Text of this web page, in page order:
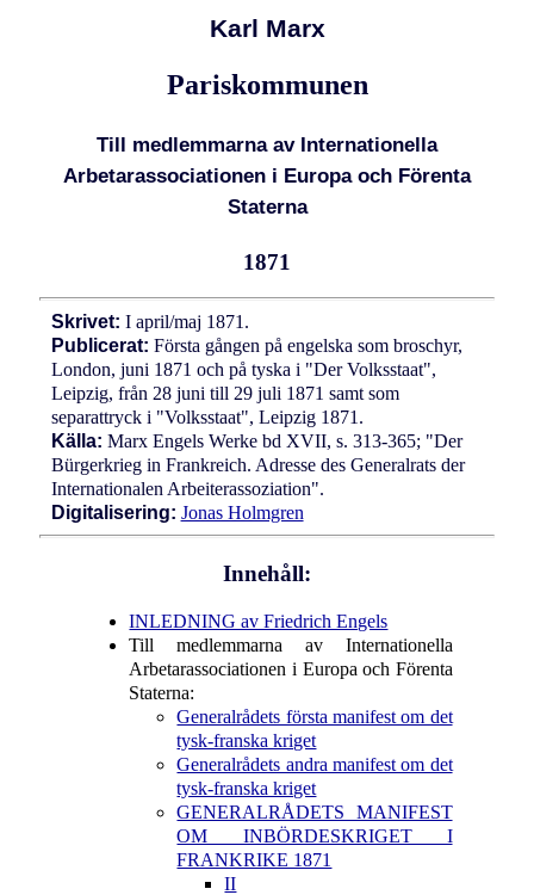
Karl Marx
Pariskommunen
Till medlemmarna av Internationella
Arbetarassociationen i Europa och Förenta
Staterna
1871
Skrivet: I april/maj 1871.
Publicerat: Första gången på engelska som broschyr,
London, juni 1871 och på tyska i "Der Volksstaat",
Leipzig, från 28 juni till 29 juli 1871 samt som
separattryck i "Volksstaat", Leipzig 1871.
Källa: Marx Engels Werke bd XVII, s. 313-365; "Der
Bürgerkrieg in Frankreich. Adresse des Generalrats der
Internationalen Arbeiterassoziation".
Digitalisering: Jonas Holmgren
Innehåll:
INLEDNING av Friedrich Engels
Till medlemmarna av Internationella
Arbetarassociationen i Europa och Förenta
Staterna:
Generalrådets första manifest om det
tysk-franska kriget
Generalrådets andra manifest om det
tysk-franska kriget
GENERALRÅDETS MANIFEST
OM INBÖRDESKRIGET I
FRANKRIKE 1871
II